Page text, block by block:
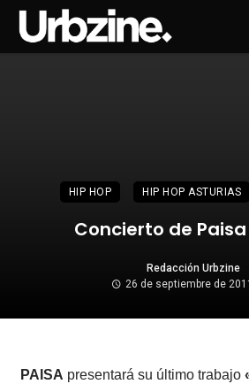
HIP HOP HIP HOP ASTURIAS
Concierto de
Redacción Urbzine
26 de septiembre de
PAISA presentará su último trabajo